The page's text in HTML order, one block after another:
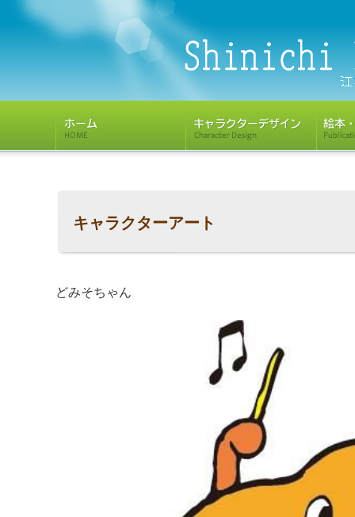
キャラクターアート
どみそちゃん